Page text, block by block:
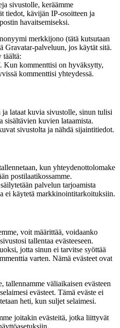
sivustolle, keräämme
tiedot, kävijän IP-osoitteen ja
havaitsemiseksi.
merkkijono (tätä kutsutaan
Gravatar-palveluun, jos käytät sitä.
täältä:
Kun kommenttisi on hyväksytty,
kommenttisi yhteydessä.
lataat kuvia sivustolle, sinun tulisi
kuvien lataamista.
sivustolta ja nähdä sijaintitiedot.
kun yhteydenottolomake
postilaatikossamme.
palvelun tarjoamista
ei käytetä markkinointitarkoituksiin.
voit määrittää, voidaanko
tallentaa evästeeseen.
jotta sinun ei tarvitse syöttää
varten. Nämä evästeet ovat
tallennamme väliaikaisen evästeen
evästeet. Tämä eväste ei
heti, kun suljet selaimesi.
joitakin evästeitä, jotka liittyvät